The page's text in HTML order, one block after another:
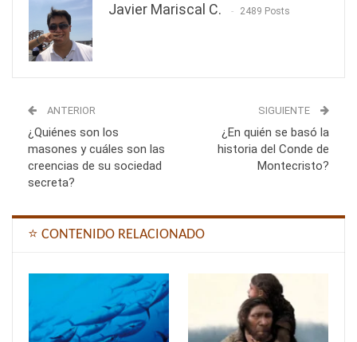
Javier Mariscal C. 2489 Posts
ANTERIOR
¿Quiénes son los
masones y cuáles son las
creencias de su sociedad
secreta?
SIGUIENTE
¿En quién se basó la
historia del Conde de
Montecristo?
⭐ CONTENIDO RELACIONADO